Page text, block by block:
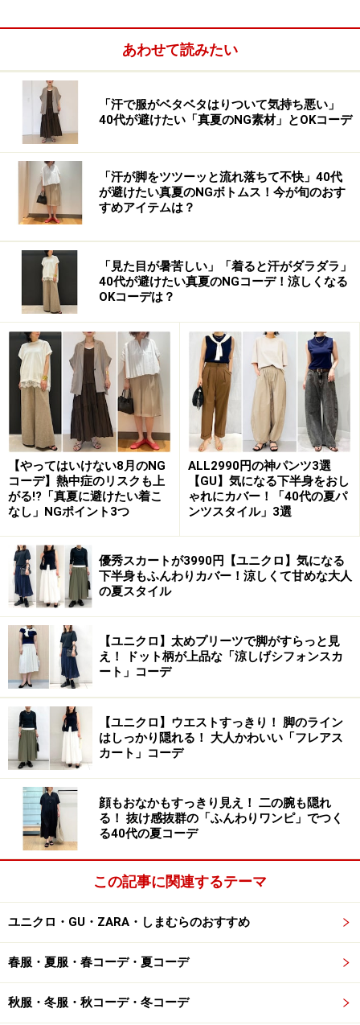
NG1. 肩から二の腕の肉感を拾う!? 「くたっ
としたTシャツ」
Tシャツの登場回数が増える夏。しかし、夏の間ずっと
洗濯を繰り返していたTシャツをよくよく見てみると、
生地がくたっとしてきたり、伸びた感じがしていません
か？
やわらかくて薄手のTシャツは、体のラインを拾いやす
いので要注意です。 特に、肩から二の腕の丸みが強調さ
れると、Tシャツのカジュアルさもあって、「おばさん
っぽいシルエット」に見えてしまうことがあります。
■OKコーデにするには
【OKコーデ】オーバーサイズシャツで、きちんと感や秋の
ニュアンスをプラス 出典：WEAR
Tシャツの代わりに着るなら、写真 で着用しているよう
なオーバーサイズシャツや、ゆったりとしたブラウスが
風通しがよく、生地がやわらかいものを選ぶと、Tシャ
ツのような涼しさや快適さもキープしながら、よりきち
んとした印象に見せられます。ゆとりがあり、体のライ
ンを拾わないところもうれしいポイントです。
また写真のネイビーシャツのように、シックで落ち着い
たカラーなら秋らしいニュアンスも加わり、おしゃれ度
もアップします。
NG2. 脇のハミ肉が目立つ「ノースリーブの
デザイン」
年齢を重ねると体型が変化し、ノースリーブを着たとき
に「脇の下のハミ肉」が気になるという声が多く聞かれ
ます。本来の体型に関係なく、気にしている人は多いよ
うです。
夏は「袖があると暑い」「腕を出した方が細く見えるか
も」とノースリーブを着る人も多いですよね。確かに二
の腕を出した方がすっきりと見える場合もあるのです
が、脇まわりの肉感を拾ってしまうと、丸みや迫力が出
あわせて読みたい
「汗で服がベタベタはりついて気持ち悪い」
40代が避けたい「真夏のNG素材」とOKコーデ
「汗が脚をツツーッと流れ落ちて不快」40代
が避けたい真夏のNGボトムス！今が旬のおす
すめアイテムは？
「見た目が暑苦しい」「着ると汗がダラダラ」
40代が避けたい真夏のNGコーデ！涼しくなる
OKコーデは？
【やってはいけない8月のNG
コーデ】熱中症のリスクも上
がる!?「真夏に避けたい着こ
なし」NGポイント3つ
ALL2990円の神パンツ3選
【GU】気になる下半身をおし
ゃれにカバー！「40代の夏パ
ンツスタイル」3選
優秀スカートが3990円【ユニクロ】気になる
下半身もふんわりカバー！涼しくて甘めな大人
の夏スタイル
【ユニクロ】太めプリーツで脚がすらっと見
え！ ドット柄が上品な「涼しげシフォンスカ
ート」コーデ
【ユニクロ】ウエストすっきり！ 脚のライン
はしっかり隠れる！ 大人かわいい「フレアス
カート」コーデ
顔もおなかもすっきり見え！ 二の腕も隠れ
る！ 抜け感抜群の「ふんわりワンピ」でつく
る40代の夏コーデ
この記事に関連するテーマ
ユニクロ・GU・ZARA・しまむらのおすすめ
春服・夏服・春コーデ・夏コーデ
秋服・冬服・秋コーデ・冬コーデ